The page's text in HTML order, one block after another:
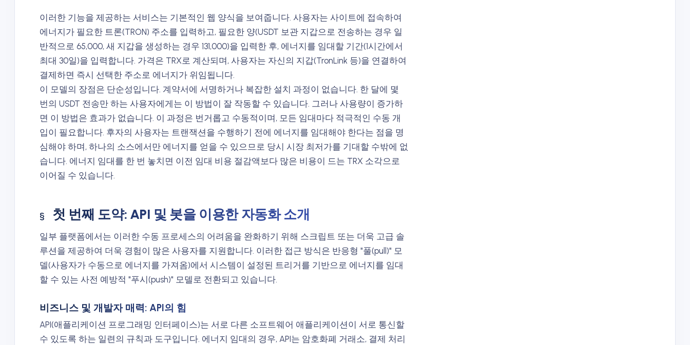
이러한 기능을 제공하는 서비스는 기본적인 웹 양식을 보여줍니다. 사용자는 사이트에 접속하여
에너지가 필요한 트론(TRON) 주소를 입력하고, 필요한 양(USDT 보관 지갑으로 전송하는 경우 일
반적으로 65,000, 새 지갑을 생성하는 경우 131,000)을 입력한 후, 에너지를 임대할 기간(1시간에서
최대 30일)을 입력합니다. 가격은 TRX로 계산되며, 사용자는 자신의 지갑(TronLink 등)을 연결하여
결제하면 즉시 선택한 주소로 에너지가 위임됩니다.
이 모델의 장점은 단순성입니다. 계약서에 서명하거나 복잡한 설치 과정이 없습니다. 한 달에 몇
번의 USDT 전송만 하는 사용자에게는 이 방법이 잘 작동할 수 있습니다. 그러나 사용량이 증가하
면 이 방법은 효과가 없습니다. 이 과정은 번거롭고 수동적이며, 모든 임대마다 적극적인 수동 개
입이 필요합니다. 후자의 사용자는 트랜잭션을 수행하기 전에 에너지를 임대해야 한다는 점을 명
심해야 하며, 하나의 소스에서만 에너지를 얻을 수 있으므로 당시 시장 최저가를 기대할 수밖에 없
습니다. 에너지 임대를 한 번 놓치면 이전 임대 비용 절감액보다 많은 비용이 드는 TRX 소각으로
이어질 수 있습니다.
첫 번째 도약: API 및 봇을 이용한 자동화 소개
일부 플랫폼에서는 이러한 수동 프로세스의 어려움을 완화하기 위해 스크립트 또는 더욱 고급 솔
루션을 제공하여 더욱 경험이 많은 사용자를 지원합니다. 이러한 접근 방식은 반응형 "풀(pull)" 모
델(사용자가 수동으로 에너지를 가져옴)에서 시스템이 설정된 트리거를 기반으로 에너지를 임대
할 수 있는 사전 예방적 "푸시(push)" 모델로 전환되고 있습니다.
비즈니스 및 개발자 매력: API의 힘
API(애플리케이션 프로그래밍 인터페이스)는 서로 다른 소프트웨어 애플리케이션이 서로 통신할
수 있도록 하는 일련의 규칙과 도구입니다. 에너지 임대의 경우, API는 암호화폐 거래소, 결제 처리